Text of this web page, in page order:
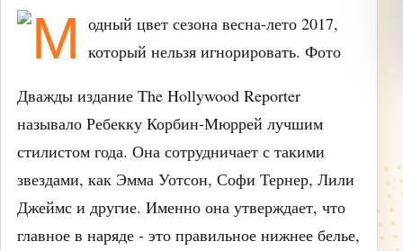
Дважды издание The Hollywood Reporter
называло Ребекку Корбин-Мюррей лучшим
стилистом года. Она сотрудничает с такими
звездами, как Эмма Уотсон, Софи Тернер, Лили
Джеймс и другие. Именно она утверждает, что
главное в наряде - это правильное нижнее белье,